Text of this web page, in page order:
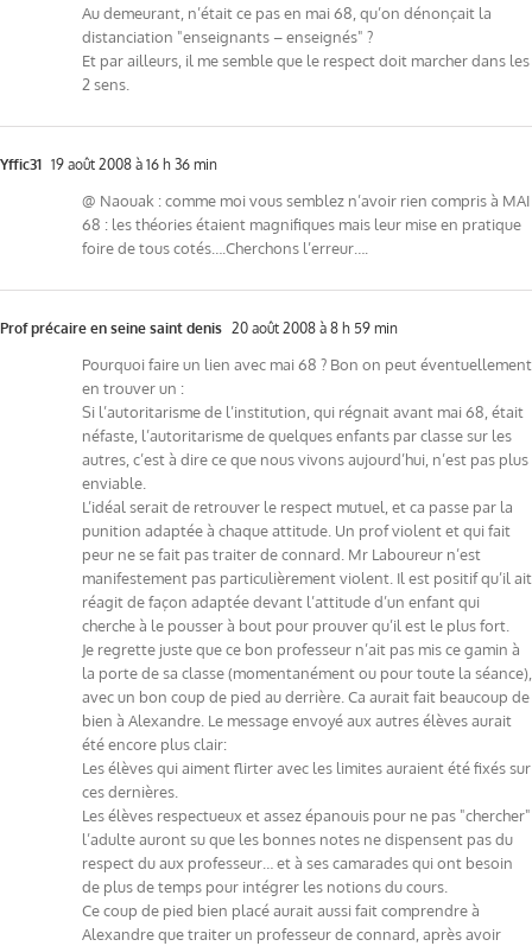
Au demeurant, n’était ce pas en mai 68, qu’on dénonçait la
distanciation "enseignants – enseignés" ?
Et par ailleurs, il me semble que le respect doit marcher dans les
2 sens.
Yffic31 19 août 2008 à 16 h 36 min
@ Naouak : comme moi vous semblez n’avoir rien compris à MAI
68 : les théories étaient magnifiques mais leur mise en pratique
foire de tous cotés….Cherchons l’erreur….
Prof précaire en seine saint denis 20 août 2008 à 8 h 59 min
Pourquoi faire un lien avec mai 68 ? Bon on peut éventuellement
en trouver un :
Si l’autoritarisme de l’institution, qui régnait avant mai 68, était
néfaste, l’autoritarisme de quelques enfants par classe sur les
autres, c’est à dire ce que nous vivons aujourd’hui, n’est pas plus
enviable.
L’idéal serait de retrouver le respect mutuel, et ca passe par la
punition adaptée à chaque attitude. Un prof violent et qui fait
peur ne se fait pas traiter de connard. Mr Laboureur n’est
manifestement pas particulièrement violent. Il est positif qu’il ait
réagit de façon adaptée devant l’attitude d’un enfant qui
cherche à le pousser à bout pour prouver qu’il est le plus fort.
Je regrette juste que ce bon professeur n’ait pas mis ce gamin à
la porte de sa classe (momentanément ou pour toute la séance),
avec un bon coup de pied au derrière. Ca aurait fait beaucoup de
bien à Alexandre. Le message envoyé aux autres élèves aurait
été encore plus clair:
Les élèves qui aiment flirter avec les limites auraient été fixés sur
ces dernières.
Les élèves respectueux et assez épanouis pour ne pas "chercher"
l’adulte auront su que les bonnes notes ne dispensent pas du
respect du aux professeur… et à ses camarades qui ont besoin
de plus de temps pour intégrer les notions du cours.
Ce coup de pied bien placé aurait aussi fait comprendre à
Alexandre que traiter un professeur de connard, après avoir